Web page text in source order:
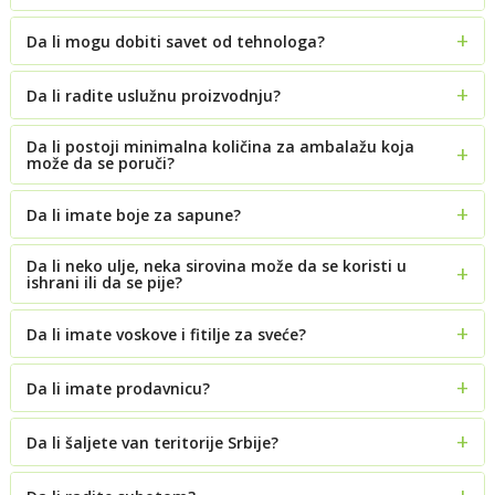
Da li mogu dobiti savet od tehnologa?
Da li radite uslužnu proizvodnju?
Da li postoji minimalna količina za ambalažu koja
može da se poruči?
Da li imate boje za sapune?
Da li neko ulje, neka sirovina može da se koristi u
ishrani ili da se pije?
Da li imate voskove i fitilje za sveće?
Da li imate prodavnicu?
Da li šaljete van teritorije Srbije?